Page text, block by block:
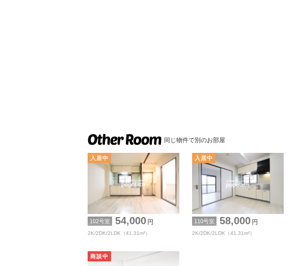
同じ物件で別のお部屋
102号室 54,000 円
2K/2DK/2LDK（41.31m²）
110号室 58,000 円
2K/2DK/2LDK（41.31m²）